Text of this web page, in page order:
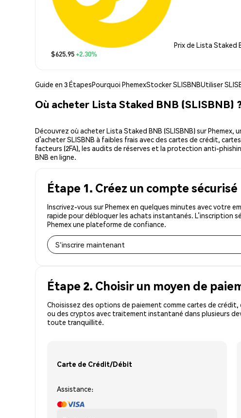
Prix de Lista Staked
$625.95+2.30%
Guide en 3 ÉtapesPourquoi PhemexStocker SLISBNBUtiliser
Où acheter Lista Staked BNB (SLISBNB)
Découvrez où acheter Lista Staked BNB (SLISBNB) sur
d’acheter SLISBNB à faibles frais avec des cartes de crédit,
facteurs (2FA), les audits de réserves et la protection anti-
BNB en ligne.
Étape 1. Créez un compte sécurisé
Inscrivez-vous sur Phemex en quelques minutes avec votre
rapide pour débloquer les achats instantanés. L’inscription
Phemex une plateforme de confiance.
S'inscrire maintenant
Étape 2. Choisir un moyen de
Choisissez des options de paiement comme cartes de
ou des cryptos avec traitement instantané dans plusieurs
toute tranquillité.
Carte de Crédit/Débit
Assistance: